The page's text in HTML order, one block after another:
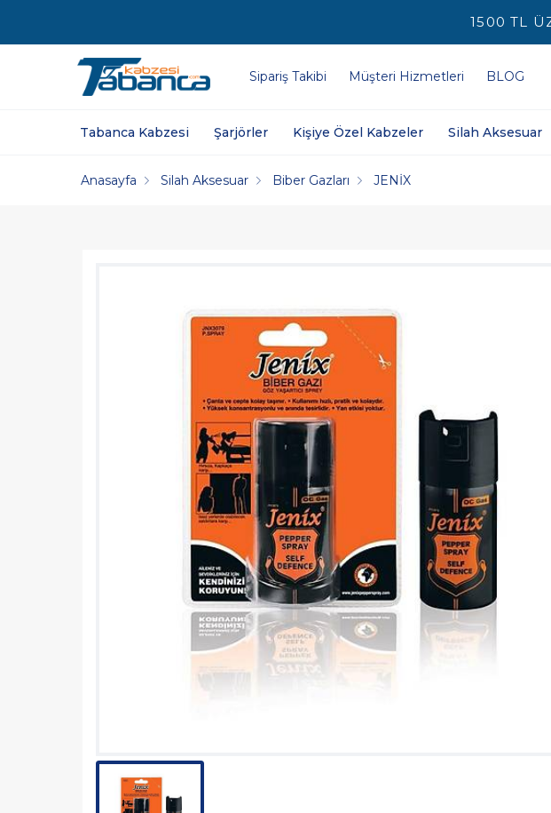
1500 TL
Sipariş Takibi Müşteri Hizmetleri BLOG
Tabanca Kabzesi Şarjörler Kişiye Özel Kabzeler Silah Aksesuar
Anasayfa Silah Aksesuar Biber Gazları JENİX